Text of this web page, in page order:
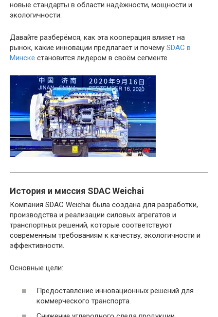
новые стандарты в области надёжности, мощности и
экологичности.
Давайте разберёмся, как эта кооперация влияет на
рынок, какие инновации предлагает и почему SDAC в
Минске становится лидером в своём сегменте.
История и миссия SDAC Weichai
Компания SDAC Weichai была создана для разработки,
производства и реализации силовых агрегатов и
транспортных решений, которые соответствуют
современным требованиям к качеству, экологичности и
эффективности.
Основные цели:
Предоставление инновационных решений для
коммерческого транспорта.